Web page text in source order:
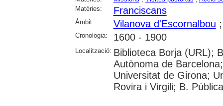
Matèries:
Franciscans
Àmbit: Vilanova d'Escornalbou
Cronologia: 1600 - 1900
Localització: Biblioteca Borja (URL);
Autònoma de
Universitat de Girona;
Rovira i Virgili; B.